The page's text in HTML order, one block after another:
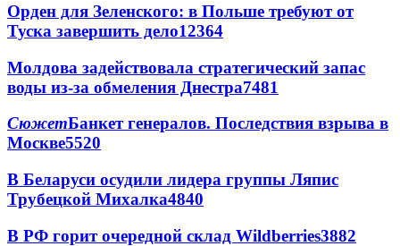
Орден для Зеленского: в Польше требуют от
Туска завершить дело12364
Молдова задействовала стратегический запас
воды из-за обмеления Днестра7481
СюжетБанкет генералов. Последствия взрыва в
Москве5520
В Беларуси осудили лидера группы Ляпис
Трубецкой Михалка4840
В РФ горит очередной склад Wildberries3882